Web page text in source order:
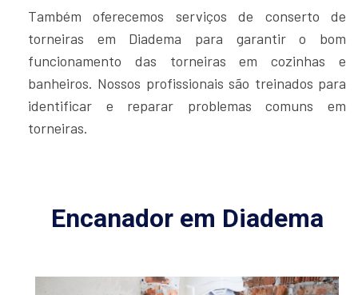
Também oferecemos serviços de conserto de
torneiras em Diadema para garantir o bom
funcionamento das torneiras em cozinhas e
banheiros. Nossos profissionais são treinados para
identificar e reparar problemas comuns em
torneiras.
Encanador em Diadema